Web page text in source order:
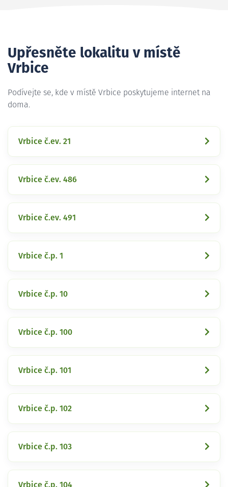
Upřesněte lokalitu v místě
Vrbice
Podívejte se, kde v místě Vrbice poskytujeme internet na
doma.
Vrbice č.ev. 21
Vrbice č.ev. 486
Vrbice č.ev. 491
Vrbice č.p. 1
Vrbice č.p. 10
Vrbice č.p. 100
Vrbice č.p. 101
Vrbice č.p. 102
Vrbice č.p. 103
Vrbice č.p. 104